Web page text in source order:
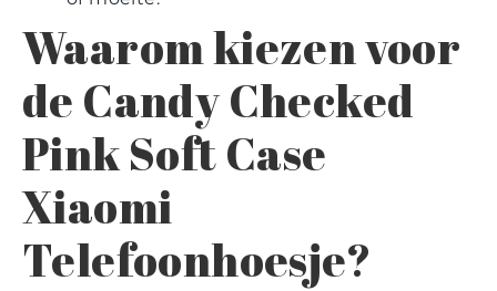
Waarom kiezen voor
de Candy Checked
Pink Soft Case
Xiaomi
Telefoonhoesje?